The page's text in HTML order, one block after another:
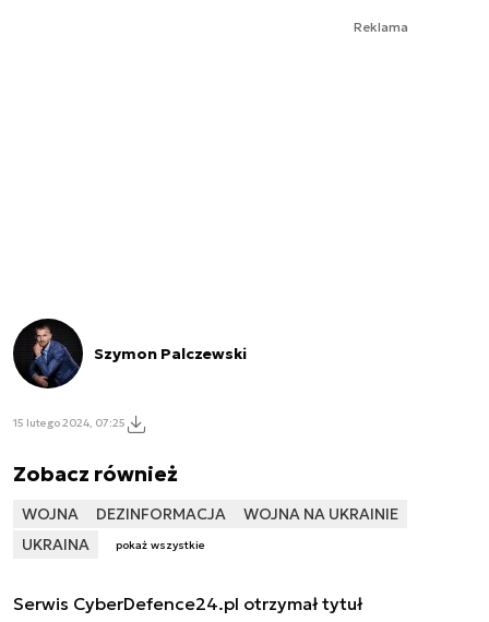
Reklama
Szymon Palczewski
15 lutego 2024, 07:25
Zobacz również
WOJNA DEZINFORMACJA
WOJNA NA UKRAINIE
UKRAINA
pokaż wszystkie
Serwis CyberDefence24.pl otrzymał tytuł